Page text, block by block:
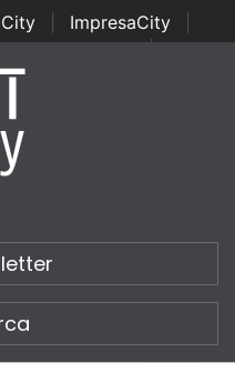
ImpresaCity
Awards | Italian
Awards